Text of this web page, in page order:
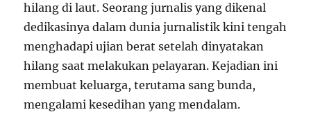
hilang di laut. Seorang jurnalis yang dikenal
dedikasinya dalam dunia jurnalistik kini tengah
menghadapi ujian berat setelah dinyatakan
hilang saat melakukan pelayaran. Kejadian ini
membuat keluarga, terutama sang bunda,
mengalami kesedihan yang mendalam.